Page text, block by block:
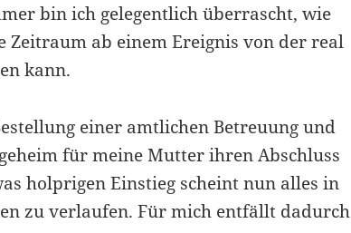
bin ich gelegentlich überrascht, wie
Zeitraum ab einem Ereignis von der real
kann.
einer amtlichen Betreuung und
für meine Mutter ihren Abschluss
holprigen Einstieg scheint nun alles in
zu verlaufen. Für mich entfällt dadurch